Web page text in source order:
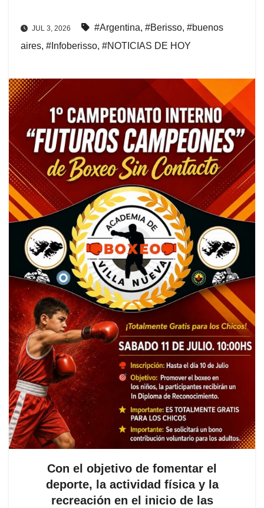
JUL 3, 2026 #Argentina, #Berisso, #buenos
aires, #Infoberisso, #NOTICIAS DE HOY
Con el objetivo de fomentar el
deporte, la actividad física y la
recreación en el inicio de las